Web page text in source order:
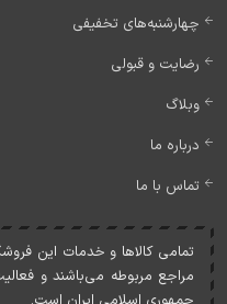
چهارشنبه‌های تخفیفی
رضایت و قبولی
وبلاگ
درباره ما
تماس با ما
تمامی کالاها و خدمات اين
مراجع مربوطه می‌باشند و